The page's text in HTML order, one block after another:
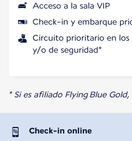
Acceso a la sala VIP
Check-in y embarque
Circuito prioritario en los
y/o de seguridad*
* Si es afiliado Flying Blue
Check-in online